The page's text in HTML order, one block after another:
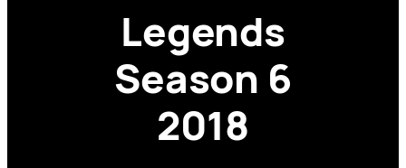
Legends
Season 6
2018